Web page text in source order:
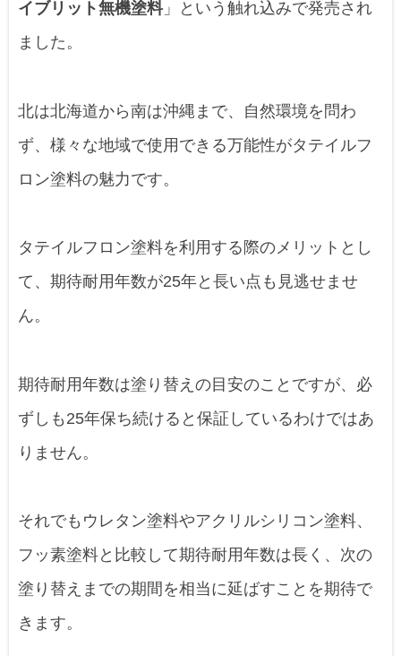
イブリット無機塗料」という触れ込みで発売され
ました。
北は北海道から南は沖縄まで、自然環境を問わ
ず、様々な地域で使用できる万能性がタテイルフ
ロン塗料の魅力です。
タテイルフロン塗料を利用する際のメリットとし
て、期待耐用年数が25年と長い点も見逃せませ
ん。
期待耐用年数は塗り替えの目安のことですが、必
ずしも25年保ち続けると保証しているわけではあ
りません。
それでもウレタン塗料やアクリルシリコン塗料、
フッ素塗料と比較して期待耐用年数は長く、次の
塗り替えまでの期間を相当に延ばすことを期待で
きます。